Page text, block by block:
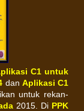
C1 untuk
dan Aplikasi C1
untuk rekan-
2015. Di PPK